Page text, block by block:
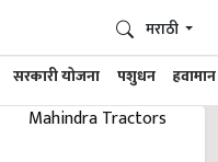
सरकारी योजना पशुधन हवामान
मराठी